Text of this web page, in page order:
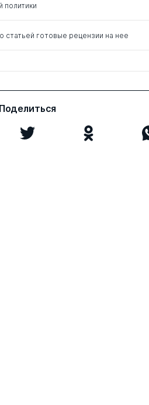
политики
статьей готовые рецензии на нее
Поделиться